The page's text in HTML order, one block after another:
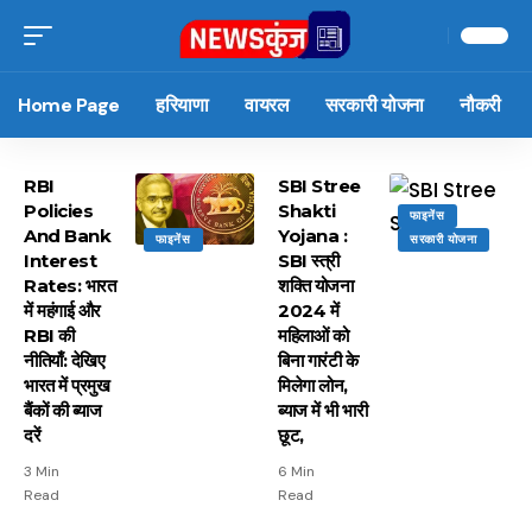
Home Page हरियाणा वायरल सरकारी योजना नौकरी
फाइनेंस
RBI
Policies
And Bank
Interest
Rates: भारत
में महंगाई और
RBI की
नीतियाँ: देखिए
भारत में प्रमुख
बैंकों की ब्याज
दरें
3 Min
Read
फाइनेंस
सरकारी योजना
SBI Stree
Shakti
Yojana :
SBI स्त्री
शक्ति योजना
2024 में
महिलाओं को
बिना गारंटी के
मिलेगा लोन,
ब्याज में भी भारी
छूट,
6 Min
Read